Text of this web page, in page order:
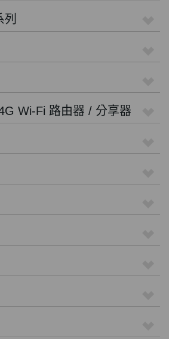
Wi-Fi 路由器 / 分享器